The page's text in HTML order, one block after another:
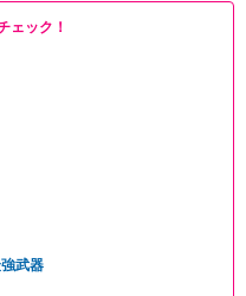
ェック！
武器